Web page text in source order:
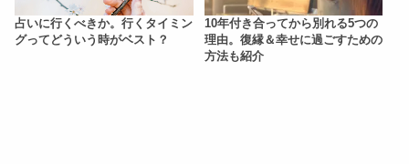
占いに行くべきか。行くタイミン
グってどういう時がベスト？
10年付き合ってから別れる5つの
理由。復縁＆幸せに過ごすための
方法も紹介